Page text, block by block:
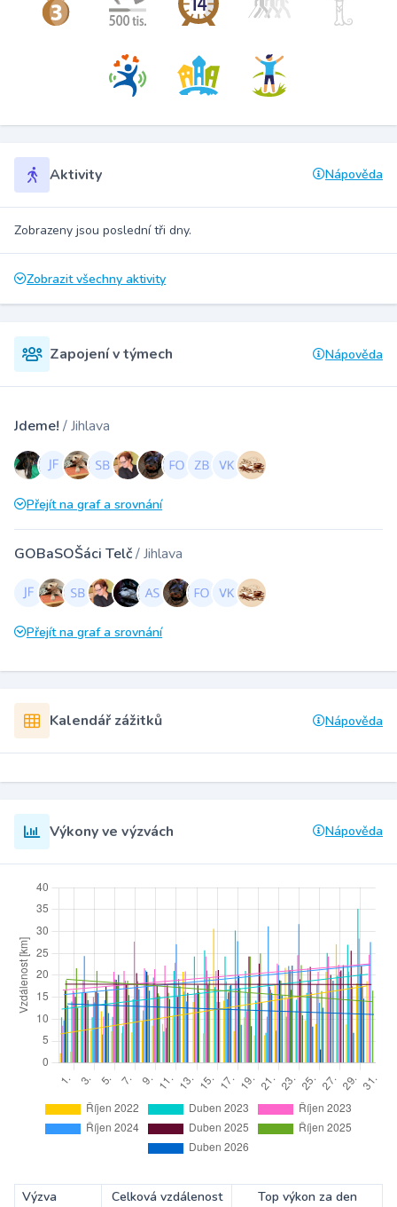
Aktivity Nápověda
Zobrazeny jsou poslední tři dny.
Zobrazit všechny aktivity
Zapojení v týmech Nápověda
Jdeme! / Jihlava
Přejít na graf a srovnání
GOBaSOŠáci Telč/ Jihlava
Přejít na graf a srovnání
Kalendář zážitků Nápověda
Výkony ve výzvách Nápověda
Výzva Celková vzdálenost
Top výkon za den